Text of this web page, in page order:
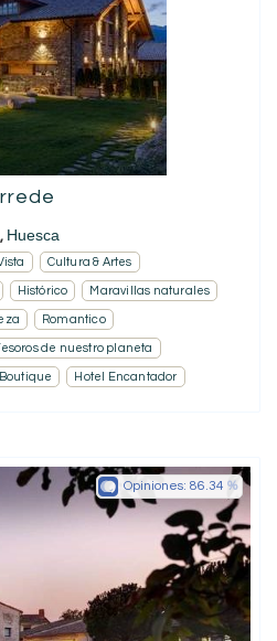
, Huesca
Cultura & Artes
Histórico Maravillas naturales
Romantico
de nuestro planeta
Hotel Encantador
Opiniones: 86.34